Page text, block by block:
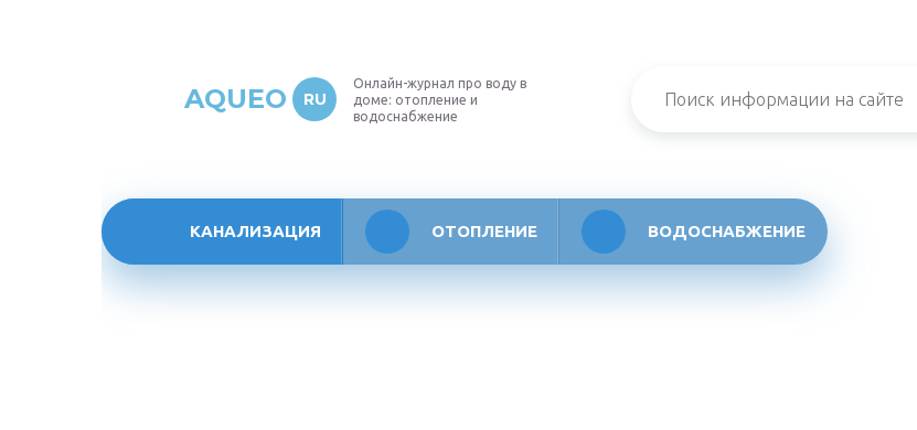
AQUEO RU
Онлайн-журнал про воду в
доме: отопление и
водоснабжение
КАНАЛИЗАЦИЯ ОТОПЛЕНИЕ ВОДОСНАБЖЕНИЕ